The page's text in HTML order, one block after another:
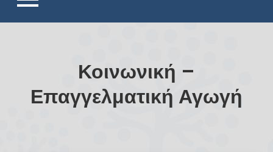
Κοινωνική –
Επαγγελματική Αγωγή